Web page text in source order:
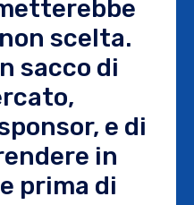
scelta.
sacco di
e di
in
prima di